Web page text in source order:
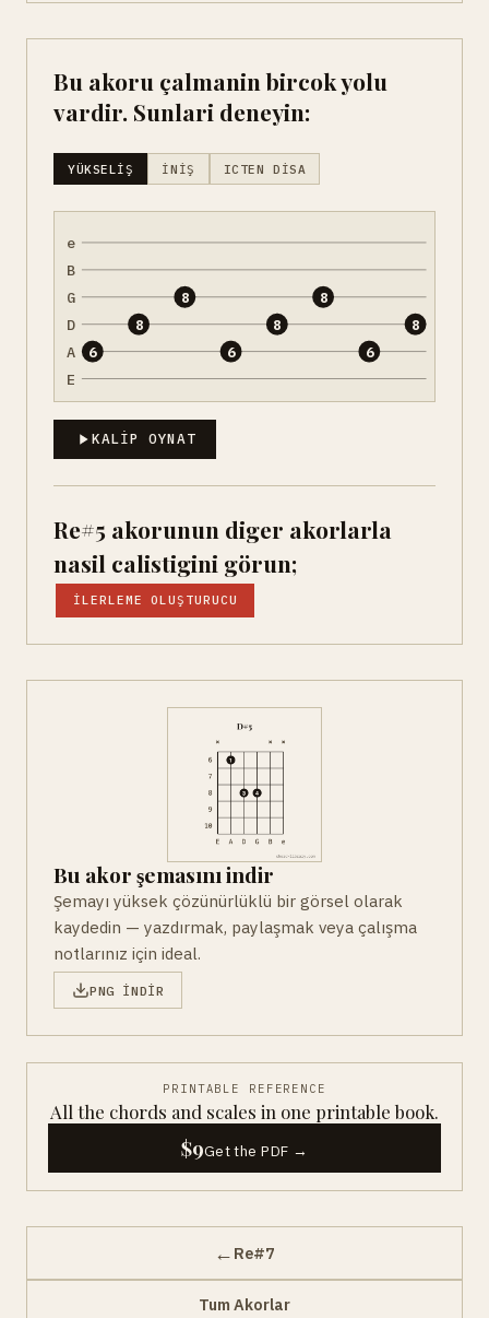
Bu akoru çalmanin bircok yolu
vardir. Sunlari deneyin:
YÜKSELIŞ İNIŞ ICTEN DISA
e
B
G
D
A
E
6
8
8
6
8
8
6
8
KALIP OYNAT
Re#5 akorunun diger akorlarla
nasil calistigini görun;
İLERLEME OLUŞTURUCU
Bu akor şemasını indir
Şemayı yüksek çözünürlüklü bir görsel olarak
kaydedin — yazdırmak, paylaşmak veya çalışma
notlarınız için ideal.
PNG INDIR
PRINTABLE REFERENCE
All the chords and scales in one printable book.
$9Get the PDF →
← Re#7
Tum Akorlar